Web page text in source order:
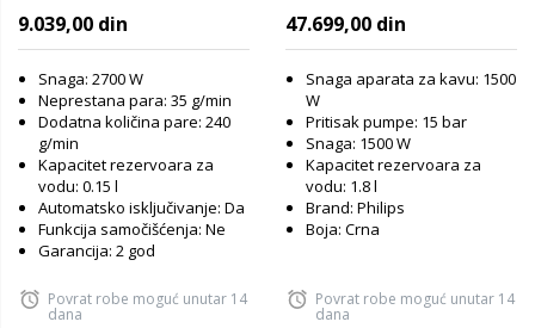
9.039,00 din
Snaga: 2700 W
Neprestana para: 35 g/min
Dodatna količina pare: 240
g/min
Kapacitet rezervoara za
vodu: 0.15 l
Automatsko isključivanje: Da
Funkcija samočišćenja: Ne
Garancija: 2 god
Povrat robe moguć unutar 14
dana
47.699,00 din
Snaga aparata za kavu: 1500
W
Pritisak pumpe: 15 bar
Snaga: 1500 W
Kapacitet rezervoara za
vodu: 1.8 l
Brand: Philips
Boja: Crna
Povrat robe moguć unutar 14
dana